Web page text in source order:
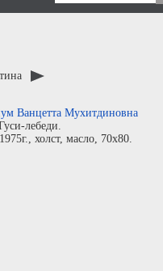
Ванцетта Мухитдиновна
лебеди.
1975г., холст, масло, 70x80.